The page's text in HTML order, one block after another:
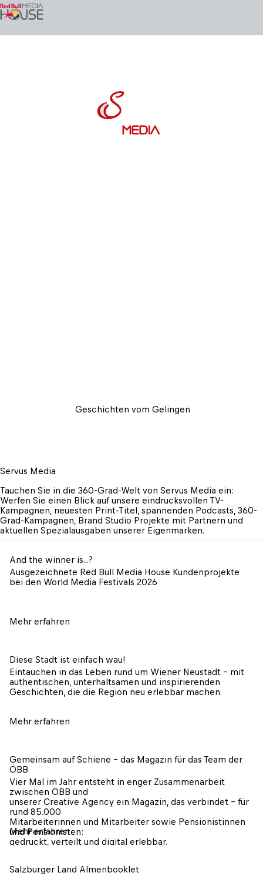
Geschichten vom Gelingen
Servus Media
Tauchen Sie in die 360-Grad-Welt von Servus Media ein:
Werfen Sie einen Blick auf unsere eindrucksvollen TV-
Kampagnen, neuesten Print-Titel, spannenden Podcasts, 360-
Grad-Kampagnen, Brand Studio Projekte mit Partnern und
aktuellen Spezialausgaben unserer Eigenmarken.
And the winner is...?
Ausgezeichnete Red Bull Media House Kundenprojekte
bei den World Media Festivals 2026
Mehr erfahren
Diese Stadt ist einfach wau!
Eintauchen in das Leben rund um Wiener Neustadt – mit
authentischen, unterhaltsamen und inspirierenden
Geschichten, die die Region neu erlebbar machen.
Mehr erfahren
Gemeinsam auf Schiene - das Magazin für das Team der
ÖBB
Vier Mal im Jahr entsteht in enger Zusammenarbeit
zwischen ÖBB und
unserer Creative Agency ein Magazin, das verbindet – für
rund 85.000
Mitarbeiterinnen und Mitarbeiter sowie Pensionistinnen
und Pensionisten:
gedruckt, verteilt und digital erlebbar.
Mehr erfahren
Salzburger Land Almenbooklet